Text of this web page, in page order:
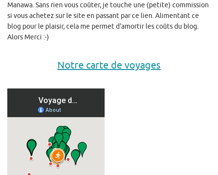
Manawa. Sans rien vous coûter, je touche une (petite) commission
si vous achetez sur le site en passant par ce lien. Alimentant ce
blog pour le plaisir, cela me permet d'amortir les coûts du blog.
Alors Merci :-)
Notre carte de voyages